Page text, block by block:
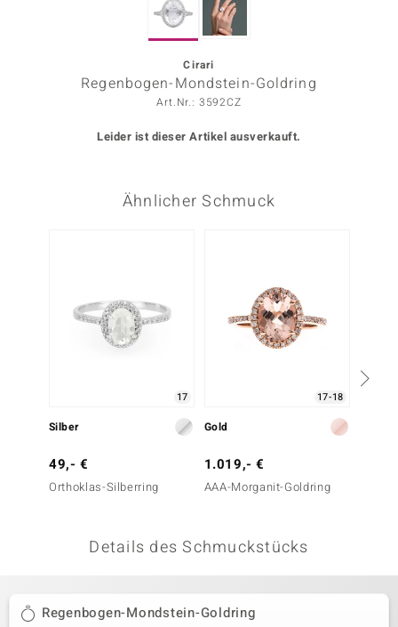
Cirari
Regenbogen-Mondstein-Goldring
Art.Nr.: 3592CZ
Leider ist dieser Artikel ausverkauft.
Ähnlicher Schmuck
17
Silber
49,- €
Orthoklas-Silberring
17-18
Gold
1.019,- €
AAA-Morganit-Goldring
Details des Schmuckstücks
Regenbogen-Mondstein-Goldring